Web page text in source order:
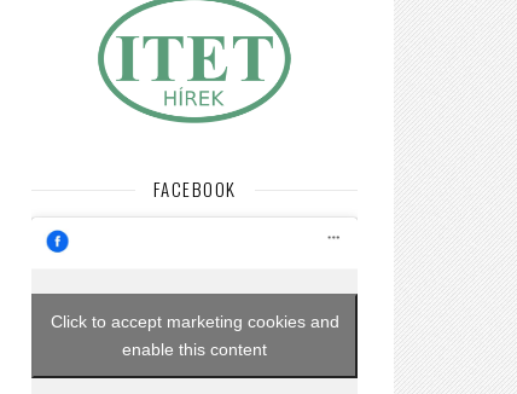
FACEBOOK
Click to accept marketing cookies and
enable this content